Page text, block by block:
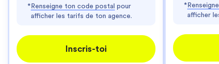
* Renseigne ton code postal pour
afficher les tarifs de ton agence.
Inscris-toi
*
afficher